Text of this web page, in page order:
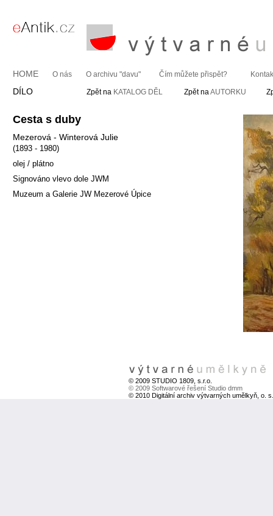
HOME O nás O archivu "davu" Čím můžete přispět?
DÍLO Zpět na KATALOG DĚL Zpět naAUTORKU
Cesta s duby
Mezerová - Winterová Julie
(1893 - 1980)
olej / plátno
Signováno vlevo dole JWM
Muzeum a Galerie JW Mezerové Úpice
© 2009 STUDIO 1809, s.r.o.
© 2009 Softwarové řešení Studio dmm
© 2010 Digitální archiv výtvarných umělkyň, o. s.